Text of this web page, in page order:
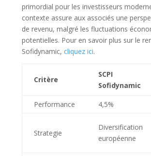
primordial pour les investisseurs
contexte assure aux associés une
de revenu, malgré les fluctuations
potentielles. Pour en savoir plus sur le
Sofidynamic, cliquez ici.
Critère
SCPI
Sofidynamic
Performance 4,5%
Strategie
Diversification
européenne